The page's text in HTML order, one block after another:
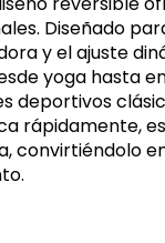
Diseñado
y el ajuste
yoga hasta
deportivos
rápidamente, es
convirtiéndolo